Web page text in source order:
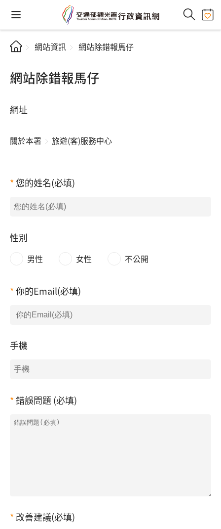
網站資訊 網站除錯報馬仔
網站除錯報馬仔
網址
關於本署 旅遊(客)服務中心
您的姓名(必填)
性別
男性 女性 不公開
你的Email(必填)
手機
錯誤問題 (必填)
改善建議(必填)